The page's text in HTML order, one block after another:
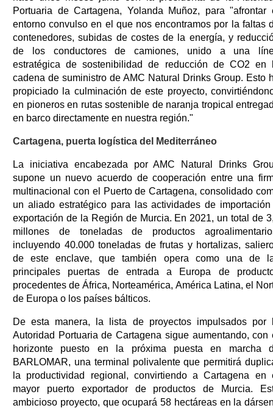
Portuaria de Cartagena, Yolanda Muñoz, para "afrontar
entorno convulso en el que nos encontramos por la faltas
contenedores, subidas de costes de la energía, y
de los conductores de camiones, unido a una
estratégica de sostenibilidad de reducción de CO2 en
cadena de suministro de AMC Natural Drinks Group. Esto
propiciado la culminación de este proyecto,
en pioneros en rutas sostenible de naranja tropical
en barco directamente en nuestra región."
Cartagena, puerta logística del Mediterráneo
La iniciativa encabezada por AMC Natural Drinks
supone un nuevo acuerdo de cooperación entre una
multinacional con el Puerto de Cartagena, consolidado
un aliado estratégico para las actividades de
exportación de la Región de Murcia. En 2021, un total de
millones de toneladas de productos
incluyendo 40.000 toneladas de frutas y hortalizas,
de este enclave, que también opera como una de
principales puertas de entrada a Europa de
procedentes de África, Norteamérica, América Latina, el
de Europa o los países bálticos.
De esta manera, la lista de proyectos impulsados por
Autoridad Portuaria de Cartagena sigue aumentando, con
horizonte puesto en la próxima puesta en marcha
BARLOMAR, una terminal polivalente que permitirá
la productividad regional, convirtiendo a Cartagena en
mayor puerto exportador de productos de Murcia.
ambicioso proyecto, que ocupará 58 hectáreas en la